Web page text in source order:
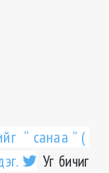
“ санаа ” (
Уг бичиг